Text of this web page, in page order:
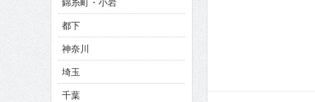
CINEMA×STYLE 286号
CINEMA×STYLE 285号
CINEMA×STYLE 294号
都下
神奈川
埼玉
千葉